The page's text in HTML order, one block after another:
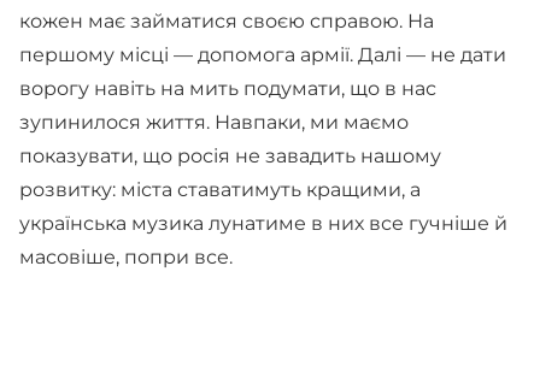
кожен має займатися своєю справою. На
першому місці — допомога армії. Далі — не дати
ворогу навіть на мить подумати, що в нас
зупинилося життя. Навпаки, ми маємо
показувати, що росія не завадить нашому
розвитку: міста ставатимуть кращими, а
українська музика лунатиме в них все гучніше й
масовіше, попри все.